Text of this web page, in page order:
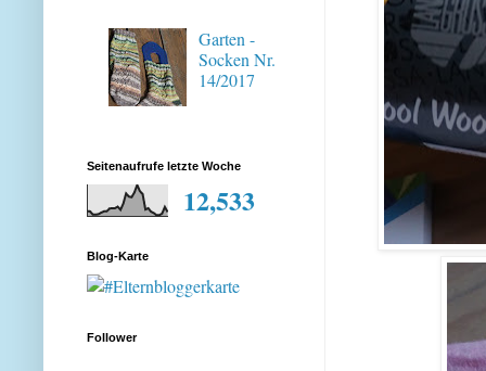
Garten -
Socken Nr.
14/2017
Seitenaufrufe letzte Woche
12,533
Blog-Karte
Follower